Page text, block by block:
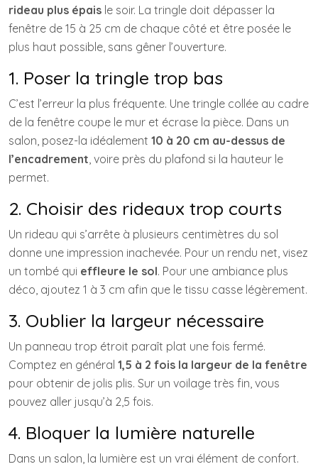
rideau plus épais le soir. La tringle doit dépasser la
fenêtre de 15 à 25 cm de chaque côté et être posée le
plus haut possible, sans gêner l’ouverture.
1. Poser la tringle trop bas
C’est l’erreur la plus fréquente. Une tringle collée au cadre
de la fenêtre coupe le mur et écrase la pièce. Dans un
salon, posez-la idéalement 10 à 20 cm au-dessus de
l’encadrement, voire près du plafond si la hauteur le
permet.
2. Choisir des rideaux trop courts
Un rideau qui s’arrête à plusieurs centimètres du sol
donne une impression inachevée. Pour un rendu net, visez
un tombé qui effleure le sol. Pour une ambiance plus
déco, ajoutez 1 à 3 cm afin que le tissu casse légèrement.
3. Oublier la largeur nécessaire
Un panneau trop étroit paraît plat une fois fermé.
Comptez en général 1,5 à 2 fois la largeur de la fenêtre
pour obtenir de jolis plis. Sur un voilage très fin, vous
pouvez aller jusqu’à 2,5 fois.
4. Bloquer la lumière naturelle
Dans un salon, la lumière est un vrai élément de confort.